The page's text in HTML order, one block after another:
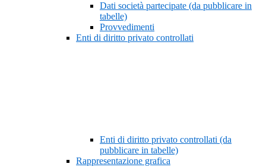
Dati società partecipate (da pubblicare in
tabelle)
Provvedimenti
Enti di diritto privato controllati
Enti di diritto privato controllati (da
pubblicare in tabelle)
Rappresentazione grafica